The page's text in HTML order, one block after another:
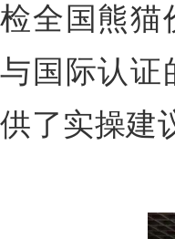
检全国熊猫
与国际认证
供了实操建